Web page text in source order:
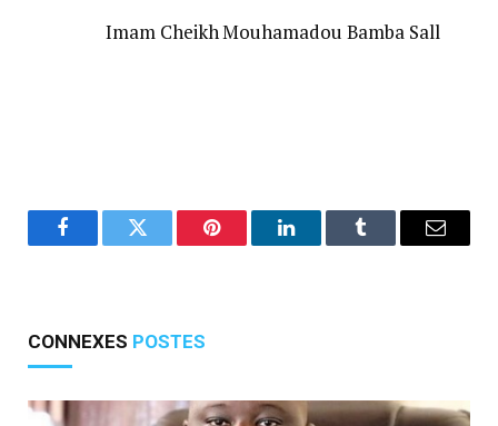
Imam Cheikh Mouhamadou Bamba Sall
FacebookTwitter Pinterest LinkedInTumblr
E-
CONNEXES POSTES